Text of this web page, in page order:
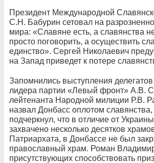
Президент Международной
С.Н. Бабурин сетовал на
мира: «Славяне есть, а славянства
просто поговорить, а осуществить
единство». Сергей Николаевич
на Запад приведет к потере
Запомнились выступления
лидера партии «Левый фронт» А.В.
лейтенанта Народной милиции Р.В.
назвал Донбасс оплотом славянства,
подчеркнул, что в отличие от
захвачено несколько десятков
Патриархата, в Донбассе не был
православный храм. Роман
присутствующих способствовать